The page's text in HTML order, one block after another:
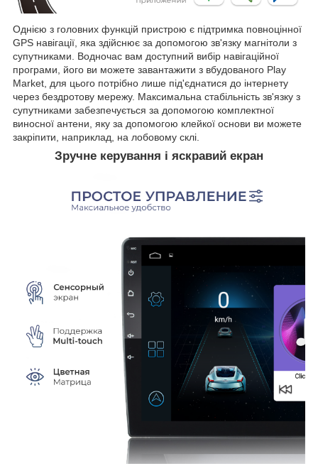
Однією з головних функцій пристрою є підтримка повноцінної
GPS навігації, яка здійснює за допомогою зв'язку магнітоли з
супутниками. Водночас вам доступний вибір навігаційної
програми, його ви можете завантажити з вбудованого Play
Market, для цього потрібно лише під'єднатися до інтернету
через бездротову мережу. Максимальна стабільність зв'язку з
супутниками забезпечується за допомогою комплектної
виносної антени, яку за допомогою клейкої основи ви можете
закріпити, наприклад, на лобовому склі.
Зручне керування і яскравий екран